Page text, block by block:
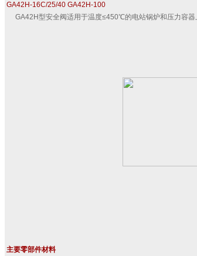
GA42H-16C/25/40 GA42H-100
GA42H型安全阀适用于温度≤450℃的电站锅炉和压力容器
主要零部件材料